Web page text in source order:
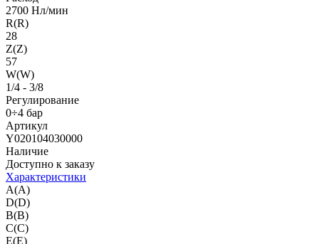
2700 Нл/мин
R(R)
28
Z(Z)
57
W(W)
1/4 - 3/8
Регулирование
0÷4 бар
Артикул
Y020104030000
Наличие
Доступно к заказу
Характеристики
A(A)
D(D)
B(B)
C(C)
E(E)